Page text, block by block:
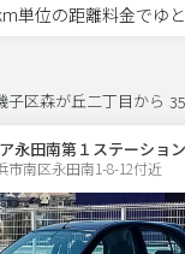
単位の距離料金でゆ
子区森が丘二丁目から
永田南第１ステーション
市南区永田南1-8-12付近